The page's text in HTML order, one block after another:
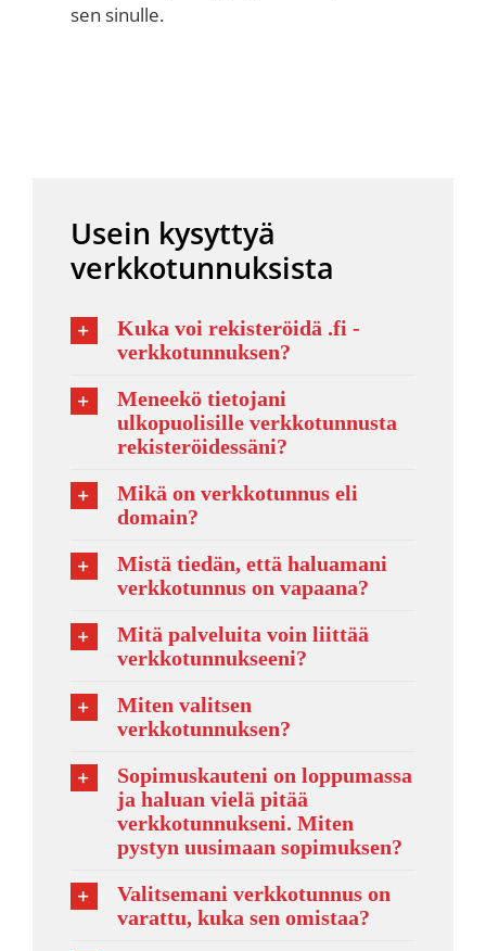
sen sinulle.
Usein kysyttyä
verkkotunnuksista
Kuka voi rekisteröidä .fi -
verkkotunnuksen?
Meneekö tietojani
ulkopuolisille verkkotunnusta
rekisteröidessäni?
Mikä on verkkotunnus eli
domain?
Mistä tiedän, että haluamani
verkkotunnus on vapaana?
Mitä palveluita voin liittää
verkkotunnukseeni?
Miten valitsen
verkkotunnuksen?
Sopimuskauteni on loppumassa
ja haluan vielä pitää
verkkotunnukseni. Miten
pystyn uusimaan sopimuksen?
Valitsemani verkkotunnus on
varattu, kuka sen omistaa?